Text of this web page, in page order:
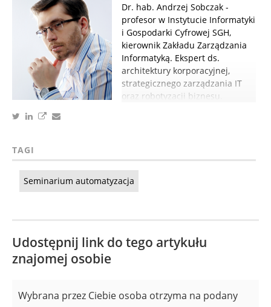
Dr. hab. Andrzej Sobczak -
profesor w Instytucie Informatyki
i Gospodarki Cyfrowej SGH,
kierownik Zakładu Zarządzania
Informatyką. Ekspert ds.
architektury korporacyjnej,
strategicznego zarządzania IT
oraz robotyzacji biznesu.
TAGI
Seminarium automatyzacja
Udostępnij link do tego artykułu
znajomej osobie
Wybrana przez Ciebie osoba otrzyma na podany